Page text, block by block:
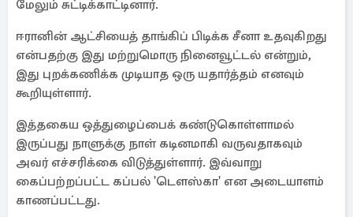
மேலும் சுட்டிக்காட்டினார்.
ஈரானின் ஆட்சியைத் தாங்கிப் பிடிக்க சீனா உதவுகிறது
என்பதற்கு இது மற்றுமொரு நினைவூட்டல் என்றும்,
இது புறக்கணிக்க முடியாத ஒரு யதார்த்தம் எனவும்
கூறியுள்ளார்.
இத்தகைய ஒத்துழைப்பைக் கண்டுகொள்ளாமல்
இருப்பது நாளுக்கு நாள் கடினமாகி வருவதாகவும்
அவர் எச்சரிக்கை விடுத்துள்ளார். இவ்வாறு
கைப்பற்றப்பட்ட கப்பல் 'டௌஸ்கா' என அடையாளம்
காணப்பட்டது.